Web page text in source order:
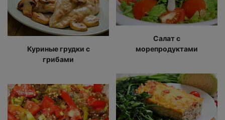
Куриные грудки с
грибами
Салат с
морепродуктами